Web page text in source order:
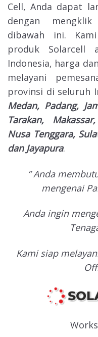
Cell, Anda dapat
dengan
dibawah ini.
produk Solarcell
Indonesia, harga
melayani
provinsi di seluruh
Medan, Padang,
Tarakan,
Nusa Tenggara,
dan Jayapura.
” Anda
mengenai
Anda ingin
Kami siap